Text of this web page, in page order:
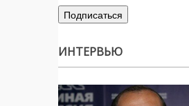
ИНТЕРВЬЮ